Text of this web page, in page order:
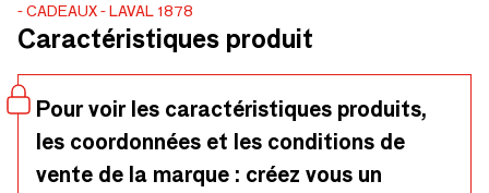
CADEAUX
LAVAL 1878
Caractéristiques produit
Pour voir les caractéristiques produits,
les coordonnées et les conditions de
vente de la marque : créez vous un